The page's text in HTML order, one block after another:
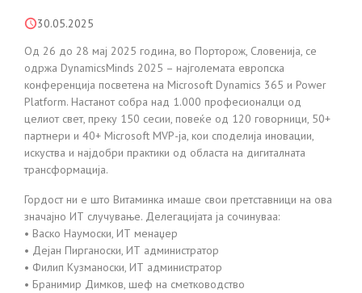
30.05.2025
Од 26 до 28 мај 2025 година, во Порторож, Словенија, се
одржа DynamicsMinds 2025 – најголемата европска
конференција посветена на Microsoft Dynamics 365 и Power
Platform. Настанот собра над 1.000 професионалци од
целиот свет, преку 150 сесии, повеќе од 120 говорници, 50+
партнери и 40+ Microsoft MVP-ја, кои споделија иновации,
искуства и најдобри практики од областа на дигиталната
трансформација.
Гордост ни е што Витаминка имаше свои претставници на ова
значајно ИТ случување. Делегацијата ја сочинуваа:
• Васко Наумоски, ИТ менаџер
• Дејан Пирганоски, ИТ администратор
• Филип Кузманоски, ИТ администратор
• Бранимир Димков, шеф на сметководство